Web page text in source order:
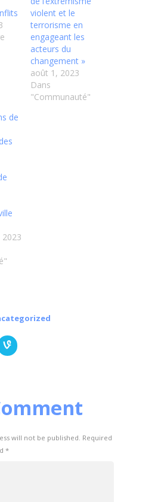
violent et le
terrorisme en
engageant les
acteurs du
changement »
août 1, 2023
Dans
"Communauté"
de
will not be published. Required
*